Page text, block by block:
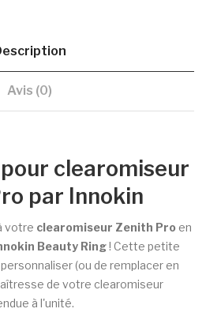
Avis (0)
clearomiseur
par Innokin
votre clearomiseur Zenith Pro en
Beauty Ring! Cette petite
(ou de remplacer en
de votre clearomiseur
à l'unité.